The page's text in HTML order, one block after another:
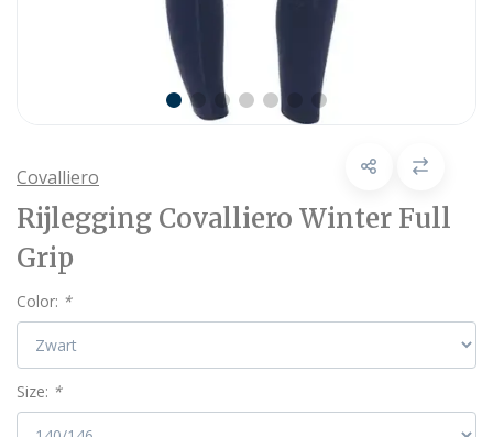
Covalliero
Rijlegging Covalliero Winter Full
Grip
Color: *
Size: *